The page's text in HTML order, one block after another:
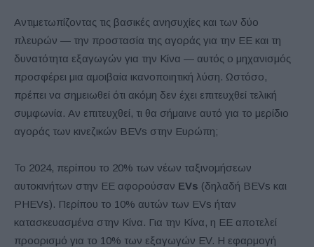
Αντιμετωπίζοντας τις βασικές ανησυχίες και των δύο
πλευρών — την προστασία της αγοράς για την ΕΕ και τη
δυνατότητα εξαγωγών για την Κίνα — αυτός ο μηχανισμός
προσφέρει μια αμοιβαία ικανοποιητική λύση. Ωστόσο,
πρέπει να σημειωθεί ότι ακόμη δεν έχει επιτευχθεί τελική
συμφωνία. Αν επιτευχθεί, τι θα σήμαινε αυτό για το μερίδιο
αγοράς των κινεζικών BEVs στην Ευρώπη;
Το 2024, περίπου το 20% των νέων ταξινομήσεων
αυτοκινήτων στην ΕΕ αφορούσαν EVs (δηλαδή BEVs και
PHEVs). Περίπου το 10% αυτών των EVs ήταν
κατασκευασμένα στην Κίνα. Για την Κίνα, η ΕΕ αποτελεί
προορισμό για το 10% των εξαγωγών EV. Η εφαρμογή